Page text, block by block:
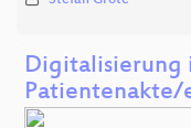
Digitalisierung
Patientenakte/